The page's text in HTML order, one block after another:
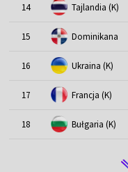
14 Tajlandia (K)
15 Dominikana
16 Ukraina (K)
17 Francja (K)
18 Bułgaria (K)